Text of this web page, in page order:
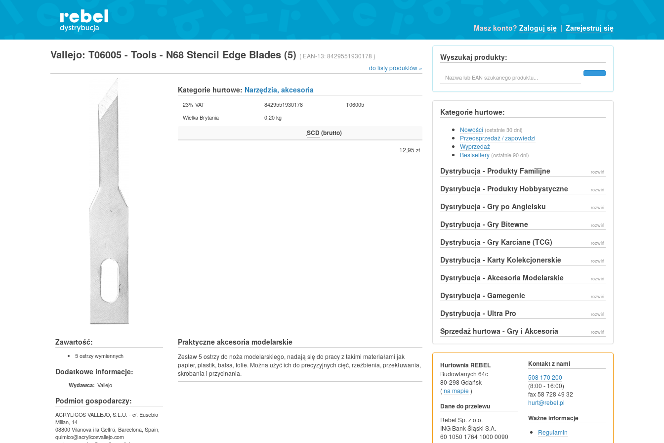
Masz konto? Zaloguj się | Zarejestruj się
Vallejo: T06005 - Tools - N68 Stencil Edge Blades (5) ( EAN-13:8429551930178 )
do listy produktów »
Kategorie hurtowe: Narzędzia, akcesoria
23% VAT 8429551930178
T06005
Wielka Brytania
0,20 kg
SCD (brutto)
12,95 zł
Zawartość:
5 ostrzy wymiennych
Dodatkowe informacje:
Wydawca: Vallejo
Podmiot gospodarczy:
ACRYLICOS VALLEJO, S.L.U. - c/. Eusebio
Millan, 14
08800 Vilanova i la Geltrú, Barcelona, Spain,
quimico@acrylicosvallejo.com
Praktyczne akcesoria modelarskie
Zestaw 5 ostrzy do noża modelarskiego, nadają się do pracy z takimi materiałami jak
papier, plastik, balsa, folie. Można użyć ich do precyzyjnych cięć, rzeźbienia, przekłuwania,
skrobania i przycinania.
Wyszukaj produkty:
Kategorie hurtowe:
Nowości (ostatnie 30 dni)
Przedsprzedaż / zapowiedzi
Wyprzedaż
Bestsellery (ostatnie 90 dni)
Dystrybucja - Produkty Familijne rozwiń
Dystrybucja - Produkty Hobbystyczne rozwiń
Dystrybucja - Gry po Angielsku rozwiń
Dystrybucja - Gry Bitewne rozwiń
Dystrybucja - Gry Karciane (TCG) rozwiń
Dystrybucja - Karty Kolekcjonerskie rozwiń
Dystrybucja - Akcesoria Modelarskie rozwiń
Dystrybucja - Gamegenic rozwiń
Dystrybucja - Ultra Pro rozwiń
Sprzedaż hurtowa - Gry i Akcesoria rozwiń
Hurtownia REBEL
Budowlanych 64c
80-298 Gdańsk
(na mapie )
Dane do przelewu
Rebel Sp. z o.o.
ING Bank Śląski S.A.
60 1050 1764 1000 0090
Kontakt z nami
508 170 200
(8:00 - 16:00)
fax 58 728 49 32
hurt@rebel.pl
Ważne informacje
Regulamin